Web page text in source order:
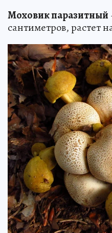
Моховик паразитный
сантиметров, растет